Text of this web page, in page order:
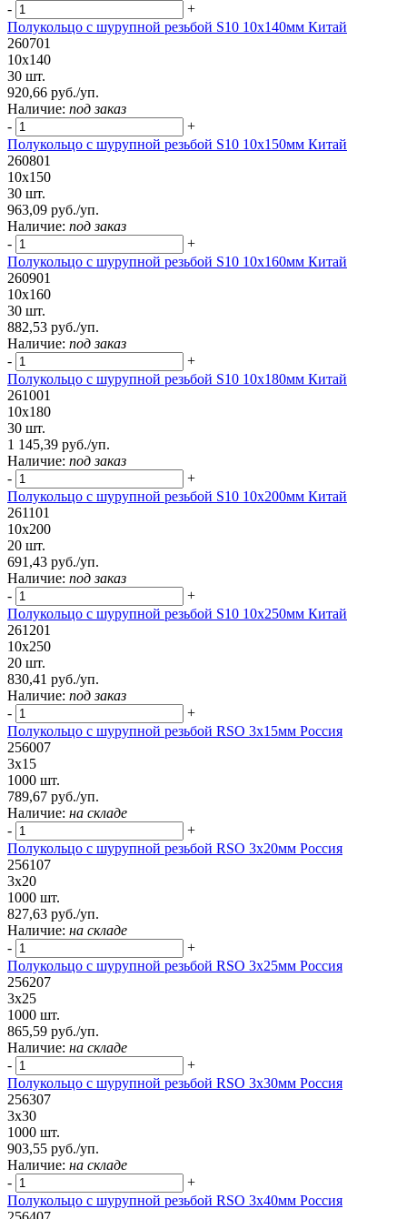
-
+
Полукольцо с шурупной резьбой S10 10х140мм Китай
260701
10х140
30 шт.
920,66 руб./уп.
Наличие: под заказ
-
+
Полукольцо с шурупной резьбой S10 10х150мм Китай
260801
10х150
30 шт.
963,09 руб./уп.
Наличие: под заказ
-
+
Полукольцо с шурупной резьбой S10 10х160мм Китай
260901
10х160
30 шт.
882,53 руб./уп.
Наличие: под заказ
-
+
Полукольцо с шурупной резьбой S10 10х180мм Китай
261001
10х180
30 шт.
1 145,39 руб./уп.
Наличие: под заказ
-
+
Полукольцо с шурупной резьбой S10 10х200мм Китай
261101
10х200
20 шт.
691,43 руб./уп.
Наличие: под заказ
-
+
Полукольцо с шурупной резьбой S10 10х250мм Китай
261201
10х250
20 шт.
830,41 руб./уп.
Наличие: под заказ
-
+
Полукольцо с шурупной резьбой RSO 3х15мм Россия
256007
3х15
1000 шт.
789,67 руб./уп.
Наличие: на складе
-
+
Полукольцо с шурупной резьбой RSO 3х20мм Россия
256107
3х20
1000 шт.
827,63 руб./уп.
Наличие: на складе
-
+
Полукольцо с шурупной резьбой RSO 3х25мм Россия
256207
3х25
1000 шт.
865,59 руб./уп.
Наличие: на складе
-
+
Полукольцо с шурупной резьбой RSO 3х30мм Россия
256307
3х30
1000 шт.
903,55 руб./уп.
Наличие: на складе
-
+
Полукольцо с шурупной резьбой RSO 3x40мм Россия